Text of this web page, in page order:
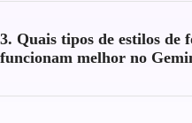
3. Quais tipos de estilos de
funcionam melhor no